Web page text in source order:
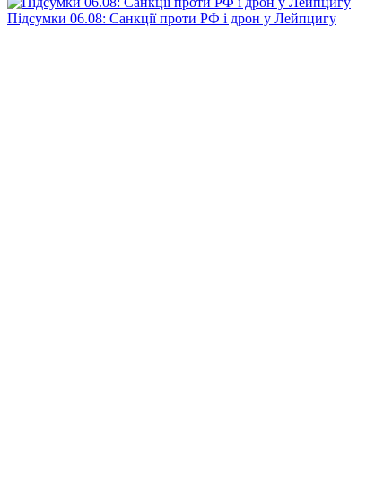
Підсумки 06.08: Санкції проти РФ і дрон у Лейпцигу